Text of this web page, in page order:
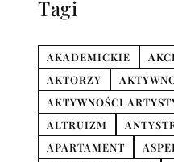
Tagi
AKADEMICKIE
AKTORZY
AKTYWNOŚCI
ALTRUIZM
APARTAMENT